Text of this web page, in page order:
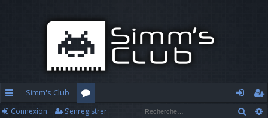
cc
Simm's Club
or
o
’e
Connexion S’enregistrer